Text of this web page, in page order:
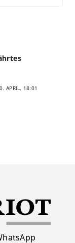
APRIL, 18:01